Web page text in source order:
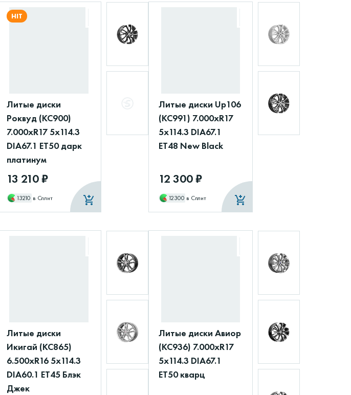
HIT
Литые диски
Роквуд (КС900)
7.000xR17 5x114.3
DIA67.1 ET50 дарк
платинум
13 210 ₽
13210 в Сплит
Литые диски Up106
(КС991) 7.000xR17
5x114.3 DIA67.1
ET48 New Black
12 300 ₽
12300 в Сплит
Литые диски
Икигай (КС865)
6.500xR16 5x114.3
DIA60.1 ET45 Блэк
Джек
Литые диски Авиор
(КС936) 7.000xR17
5x114.3 DIA67.1
ET50 кварц